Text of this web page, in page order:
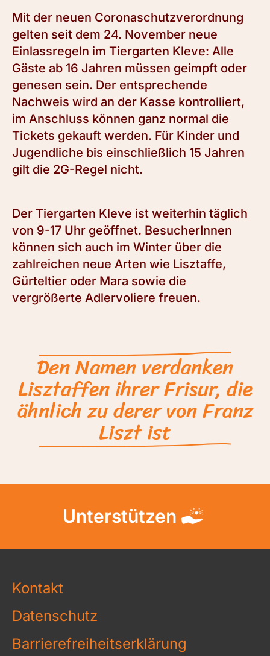
Mit der neuen Coronaschutzverordnung
gelten seit dem 24. November neue
Einlassregeln im Tiergarten Kleve: Alle
Gäste ab 16 Jahren müssen geimpft oder
genesen sein. Der entsprechende
Nachweis wird an der Kasse kontrolliert,
im Anschluss können ganz normal die
Tickets gekauft werden. Für Kinder und
Jugendliche bis einschließlich 15 Jahren
gilt die 2G-Regel nicht.
Der Tiergarten Kleve ist weiterhin täglich
von 9-17 Uhr geöffnet. BesucherInnen
können sich auch im Winter über die
zahlreichen neue Arten wie Lisztaffe,
Gürteltier oder Mara sowie die
vergrößerte Adlervoliere freuen.
Den Namen verdanken
Lisztaffen ihrer Frisur, die
ähnlich zu derer von Franz
Liszt ist
Unterstützen
Kontakt
Datenschutz
Barrierefreiheitserklärung